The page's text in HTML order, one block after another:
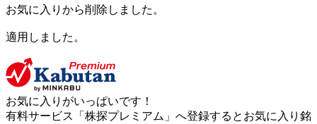
お気に入りから削除しました。
適用しました。
お気に入りがいっぱいです！
有料サービス「株探プレミアム」へ登録するとお気に入り銘